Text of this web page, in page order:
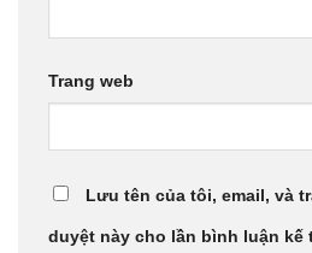
Trang web
Lưu tên của tôi, email, và
duyệt này cho lần bình luận kế